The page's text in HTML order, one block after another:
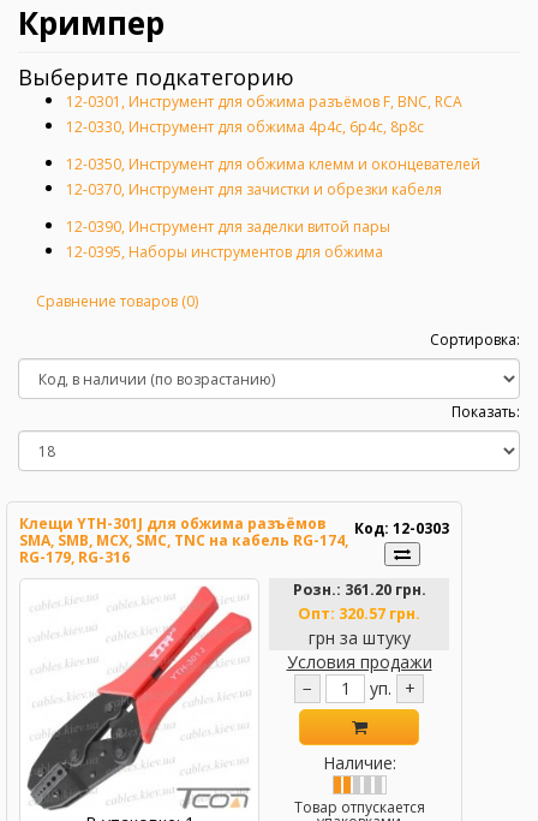
Кримпер
Выберите подкатегорию
12-0301, Инструмент для обжима разъёмов F, BNC, RCA
12-0330, Инструмент для обжима 4p4c, 6p4c, 8p8c
12-0350, Инструмент для обжима клемм и оконцевателей
12-0370, Инструмент для зачистки и обрезки кабеля
12-0390, Инструмент для заделки витой пары
12-0395, Наборы инструментов для обжима
Сравнение товаров (0)
Сортировка:
Показать:
Клещи YTH-301J для обжима разъёмов
SMA, SMB, MCX, SMC, TNC на кабель RG-174,
RG-179, RG-316
Код: 12-0303
Розн.: 361.20 грн.
Опт: 320.57 грн.
грн за штуку
Условия продажи
−
уп. +
Наличие:
Товар отпускается